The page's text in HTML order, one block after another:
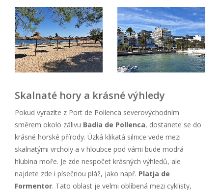
Skalnaté hory a krásné výhledy
Pokud vyrazíte z Port de Pollenca severovýchodním
směrem okolo zálivu Badia de Pollenca, dostanete se do
krásné horské přírody. Úzká klikatá silnice vede mezi
skalnatými vrcholy a v hloubce pod vámi bude modrá
hlubina moře. Je zde nespočet krásných výhledů, ale
najdete zde i písečnou pláž, jako např. Platja de
Formentor. Tato oblast je velmi oblíbená mezi cyklisty,